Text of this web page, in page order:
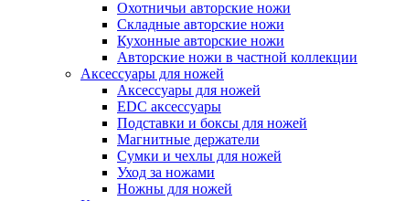
Охотничьи авторские ножи
Складные авторские ножи
Кухонные авторские ножи
Авторские ножи в частной коллекции
Аксессуары для ножей
Аксессуары для ножей
EDC аксессуары
Подставки и боксы для ножей
Магнитные держатели
Сумки и чехлы для ножей
Уход за ножами
Ножны для ножей